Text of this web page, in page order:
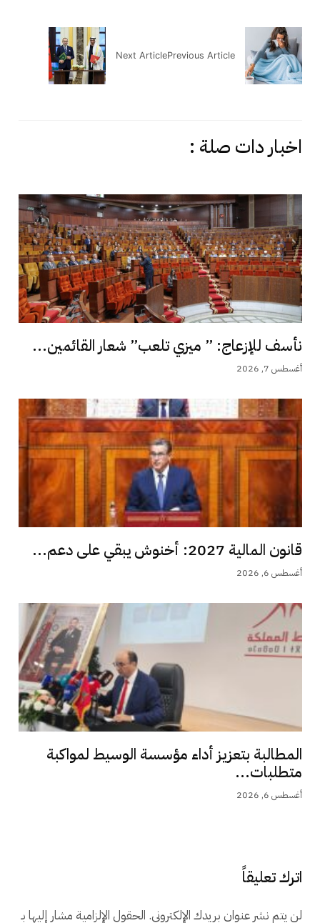
Previous Article
Next Article
اخبار دات صلة :
نأسف للإزعاج: ” ميزي تلعب” شعار القائمين...
أغسطس 7, 2026
قانون المالية 2027: أخنوش يبقي على دعم...
أغسطس 6, 2026
المطالبة بتعزيز أداء مؤسسة الوسيط لمواكبة
متطلبات...
أغسطس 6, 2026
اترك تعليقاً
لن يتم نشر عنوان بريدك الإلكتروني. الحقول الإلزامية مشار إليها بـ